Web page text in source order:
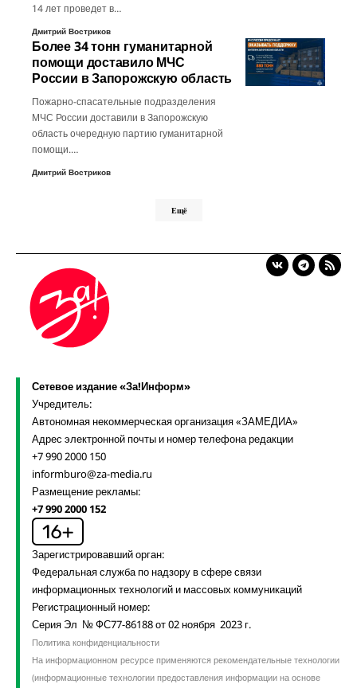
14 лет проведет в…
Дмитрий Востриков
Более 34 тонн гуманитарной
помощи доставило МЧС
России в Запорожскую область
Пожарно-спасательные подразделения
МЧС России доставили в Запорожскую
область очередную партию гуманитарной
помощи.…
Дмитрий Востриков
Ещё
Сетевое издание «За!Информ»
Учредитель:
Автономная некоммерческая организация «ЗАМЕДИА»
Адрес электронной почты и номер телефона редакции
+7 990 2000 150
informburo@za-media.ru
Размещение рекламы:
+7 990 2000 152
Зарегистрировавший орган:
Федеральная служба по надзору в сфере связи
информационных технологий и массовых коммуникаций
Регистрационный номер:
Серия Эл № ФС77-86188 от 02 ноября 2023 г.
Политика конфиденциальности
На информационном ресурсе применяются рекомендательные технологии
(информационные технологии предоставления информации на основе